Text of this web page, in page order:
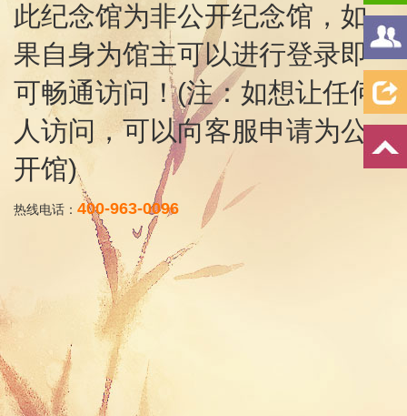
此纪念馆为非公开纪念馆，如
果自身为馆主可以进行登录即
可畅通访问！(注：如想让任何
人访问，可以向客服申请为公
开馆)
热线电话： 400-963-0096